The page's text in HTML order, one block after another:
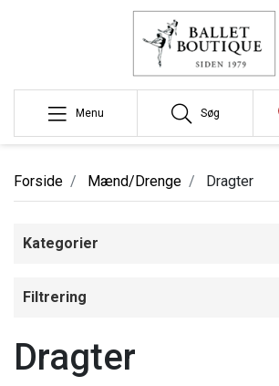
Menu Søg
Forside Mænd/Drenge Dragter
Kategorier
Filtrering
Dragter